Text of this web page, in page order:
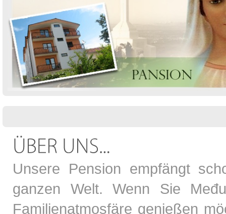
Unsere Pension empfängt
ganzen Welt. Wenn Sie
Familienatmosfäre genießen